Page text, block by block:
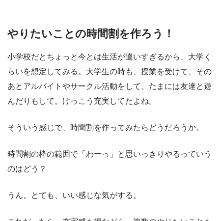
やりたいことの時間割を作ろう！
小学校だとちょっと今とは生活が違いすぎるから、大学く
らいを想定してみる。大学生の時も、授業を受けて、その
あとアルバイトやサークル活動をして、たまには友達と遊
んだりもして。けっこう充実してたよね。
そういう感じで、時間割を作ってみたらどうだろうか。
時間割の枠の範囲で「わーっ」と思いっきりやるっていう
のはどう？
うん。とても、いい感じな気がする。